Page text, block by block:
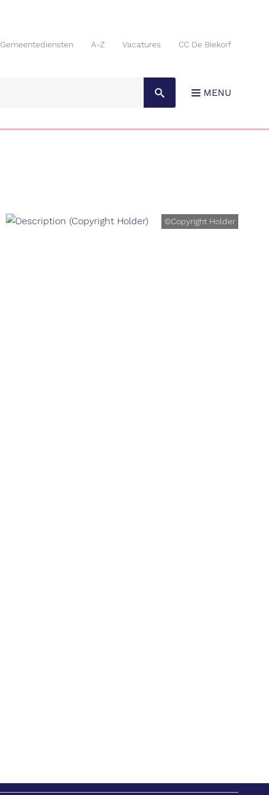
MENU
Gemeentediensten A-Z Vacatures CC De Biekorf
©Copyright Holder